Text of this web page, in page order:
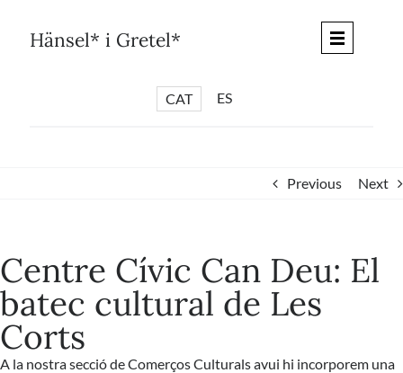
content
Hänsel* i Gretel*
CAT ES
*PISTES LITERÀRIES
*SÈRIE CULTURAL
*DIARI DEL DIA DESPRÉS
*QUIOSC HÄNSEL* i GRETEL*
Previous Next
Centre Cívic Can Deu: El
batec cultural de Les
Corts
A la nostra secció de Comerços Culturals avui hi incorporem una